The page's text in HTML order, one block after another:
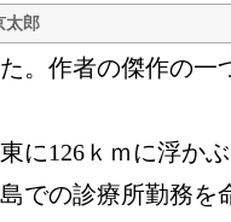
太郎
。作者の傑作の一
に126ｋｍに浮か
での診療所勤務を